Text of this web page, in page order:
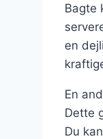
Bagte
en
En
Dette
Du